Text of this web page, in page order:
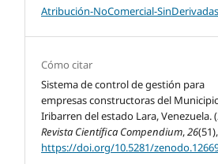
Atribución-NoComercial-
Cómo citar
Sistema de control de gestión para
empresas constructoras del
Iribarren del estado Lara, Venezuela.
Revista Científica Compendium,26
https://doi.org/10.5281/